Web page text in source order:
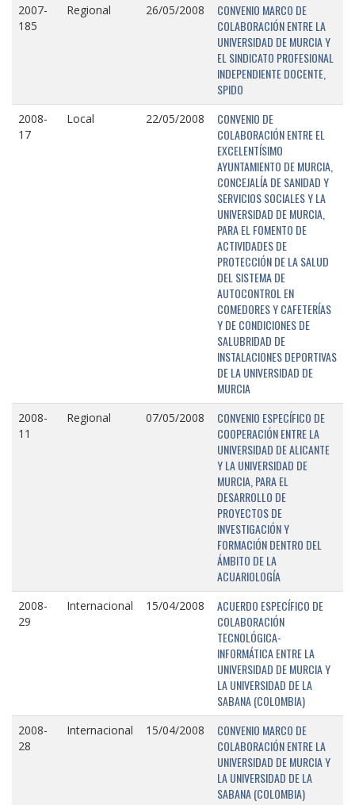
2007-
185
Regional 26/05/2008
CONVENIO MARCO DE
COLABORACIÓN ENTRE LA
UNIVERSIDAD DE MURCIA Y
EL SINDICATO PROFESIONAL
INDEPENDIENTE DOCENTE,
SPIDO
2008-
17
Local 22/05/2008
CONVENIO DE
COLABORACIÓN ENTRE EL
EXCELENTÍSIMO
AYUNTAMIENTO DE MURCIA,
CONCEJALÍA DE SANIDAD Y
SERVICIOS SOCIALES Y LA
UNIVERSIDAD DE MURCIA,
PARA EL FOMENTO DE
ACTIVIDADES DE
PROTECCIÓN DE LA SALUD
DEL SISTEMA DE
AUTOCONTROL EN
COMEDORES Y CAFETERÍAS
Y DE CONDICIONES DE
SALUBRIDAD DE
INSTALACIONES DEPORTIVAS
DE LA UNIVERSIDAD DE
MURCIA
2008-
11
Regional 07/05/2008
CONVENIO ESPECÍFICO DE
COOPERACIÓN ENTRE LA
UNIVERSIDAD DE ALICANTE
Y LA UNIVERSIDAD DE
MURCIA, PARA EL
DESARROLLO DE
PROYECTOS DE
INVESTIGACIÓN Y
FORMACIÓN DENTRO DEL
ÁMBITO DE LA
ACUARIOLOGÍA
2008-
29
Internacional 15/04/2008
ACUERDO ESPECÍFICO DE
COLABORACIÓN
TECNOLÓGICA-
INFORMÁTICA ENTRE LA
UNIVERSIDAD DE MURCIA Y
LA UNIVERSIDAD DE LA
SABANA (COLOMBIA)
2008-
28
Internacional 15/04/2008
CONVENIO MARCO DE
COLABORACIÓN ENTRE LA
UNIVERSIDAD DE MURCIA Y
LA UNIVERSIDAD DE LA
SABANA (COLOMBIA)